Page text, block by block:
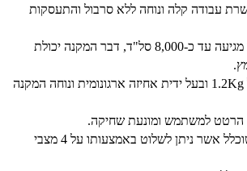
עבודה קלה ונוחה ללא סרבול והתעסקות
בנוסף מהירות הסיבוב מגיעה עד כ-8,000 סל"ד, דבר המקנה יכולת
משקל קל לנשיאה של 1.2Kg ובעל ידית אחיזה ארגונומית ונוחה המקנה
למשתמש ומונעת שחיקה.
לכלי יש לוח בקרה משוכלל אשר ניתן לשלוט באמצעותו על 4 מצבי